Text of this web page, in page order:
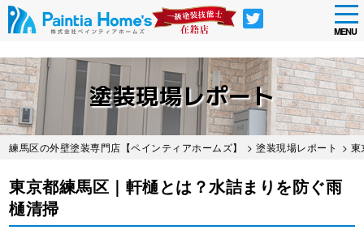
Skip
to
main
content
MENU
塗装現場レポート
練馬区の外壁塗装専門店【ペインティアホームズ】 >塗装現場レポート >
東京都練馬区｜軒樋とは？水詰まりを防ぐ雨
樋清掃